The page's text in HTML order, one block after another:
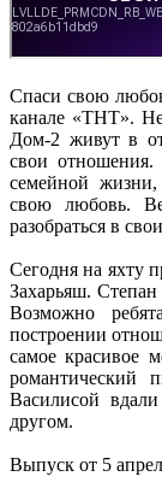
Спаси свою
канале «ТНТ».
Дом-2 живут в
свои
семейной
свою любовь.
разобраться в
Сегодня на яхту
Захарьяш.
Возможно
построении
самое красивое
романтический
Василисой
другом.
Выпуск от 5